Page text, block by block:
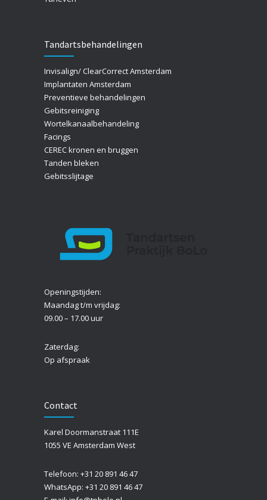
Tandartsbehandelingen
Invisalign/ ClearCorrect Amsterdam
Implantaten Amsterdam
Preventieve behandelingen
Gebitsreiniging
Wortelkanaalbehandeling
Facings
CEREC kronen en bruggen
Tanden bleken
Gebitsslijtage
Openingstijden:
Maandag t/m vrijdag:
09.00 – 17.00 uur
Zaterdag:
Op afspraak
Contact
Karel Doormanstraat 111E
1055 VE Amsterdam West
Telefoon: +31 20 891 46 47
WhatsApp: +31 20 891 46 47